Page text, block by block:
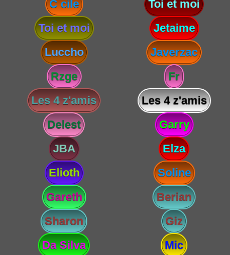
C cile
Toi et moi
Toi et moi
Jetaime
Luccho
Javerzac
Rzge
Fr
Les 4 z'amis
Les 4 z'amis
Delest
Garry
JBA
Elza
Elioth
Soline
Gareth
Berian
Sharon
Giz
Da Silva
Mic